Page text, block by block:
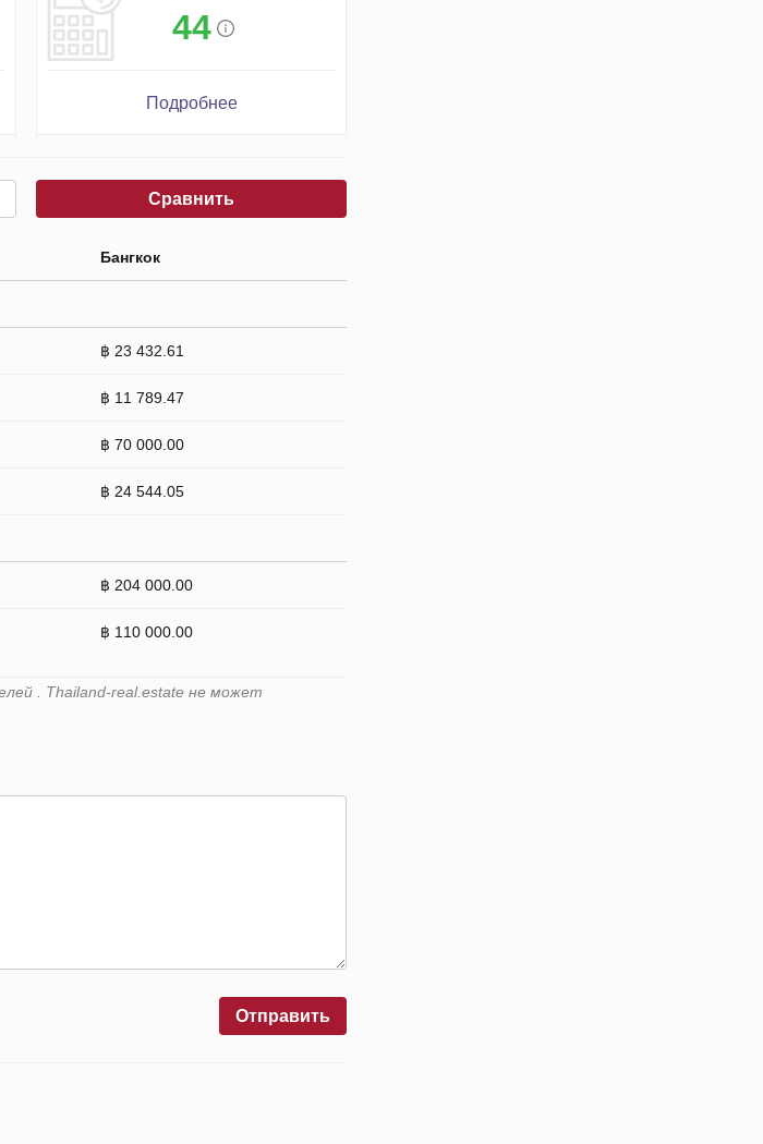
44
Подробнее
Сравнить
Бангкок
฿ 23 432.61
฿ 11 789.47
฿ 70 000.00
฿ 24 544.05
฿ 204 000.00
฿ 110 000.00
. Thailand-real.estate не может
Отправить